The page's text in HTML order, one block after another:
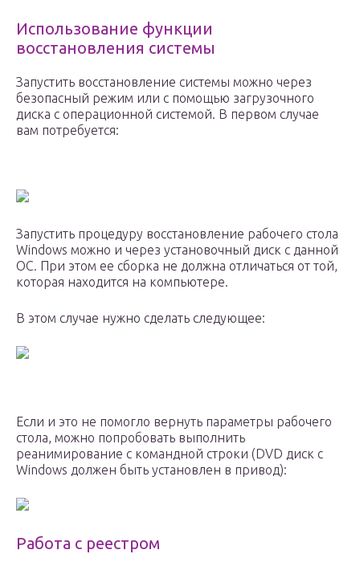
Использование функции
восстановления системы
Запустить восстановление системы можно через
безопасный режим или с помощью загрузочного
диска с операционной системой. В первом случае
вам потребуется:
Запустить процедуру восстановление рабочего стола
Windows можно и через установочный диск с данной
ОС. При этом ее сборка не должна отличаться от той,
которая находится на компьютере.
В этом случае нужно сделать следующее:
Если и это не помогло вернуть параметры рабочего
стола, можно попробовать выполнить
реанимирование с командной строки (DVD диск с
Windows должен быть установлен в привод):
Работа с реестром